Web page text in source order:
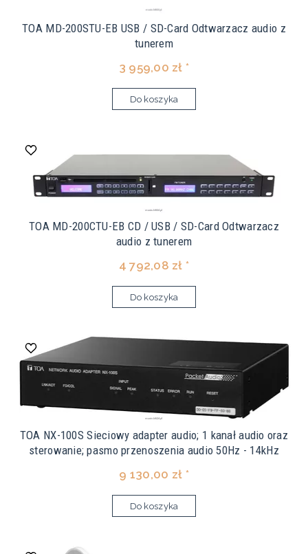
TOA MD-200STU-EB USB / SD-Card Odtwarzacz audio z
tunerem
3 959,00 zł *
Do koszyka
TOA MD-200CTU-EB CD / USB / SD-Card Odtwarzacz
audio z tunerem
4 792,08 zł *
Do koszyka
TOA NX-100S Sieciowy adapter audio; 1 kanał audio oraz
sterowanie; pasmo przenoszenia audio 50Hz - 14kHz
9 130,00 zł *
Do koszyka